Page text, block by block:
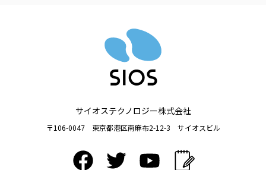
サイオステクノロジー株式会社
〒106-0047 東京都港区南麻布2-12-3 サイオスビル